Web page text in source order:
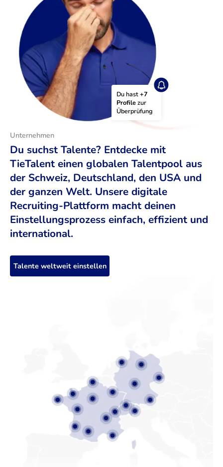
Du hast +7
Profile zur
Überprüfung
Unternehmen
Du suchst Talente? Entdecke mit
TieTalent einen globalen Talentpool aus
der Schweiz, Deutschland, den USA und
der ganzen Welt. Unsere digitale
Recruiting-Plattform macht deinen
Einstellungsprozess einfach, effizient und
international.
Talente weltweit einstellen